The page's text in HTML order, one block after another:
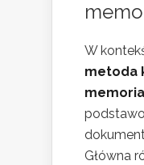
W
metoda
Główna